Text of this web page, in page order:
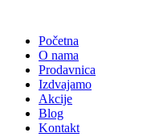
sadržajPočetna
O nama
Prodavnica
Izdvajamo
Akcije
Blog
Kontakt